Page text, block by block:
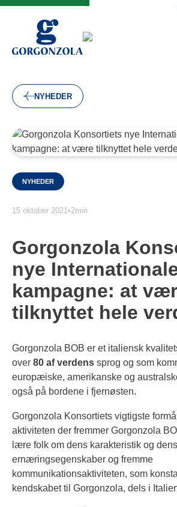
NYHEDER
NYHEDER
15 oktober 2021•2min
Gorgonzola
nye
kampagne: at
tilknyttet hele
Gorgonzola BOB er et italiensk
over 80 af verdens sprog og som
europæiske, amerikanske og
også på bordene i fjernøsten.
Gorgonzola Konsortiets vigtigste
aktiviteten der fremmer Gorgonzola
lære folk om dens karakteristik og dens
ernæringsegenskaber og fremme
kommunikationsaktiviteten, som
kendskabet til Gorgonzola, dels i